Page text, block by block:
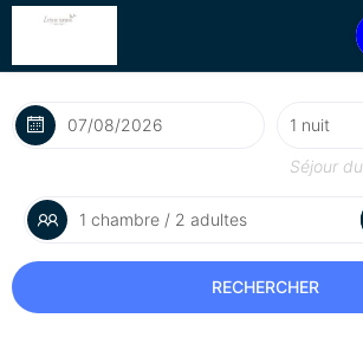
Séjour du
1 chambre / 2 adultes